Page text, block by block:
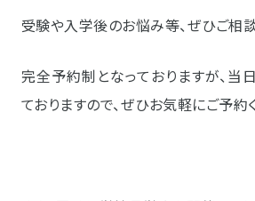
受験や入学後のお悩み等、ぜひご相談
完全予約制となっておりますが、当
ておりますので、ぜひお気軽にご予約